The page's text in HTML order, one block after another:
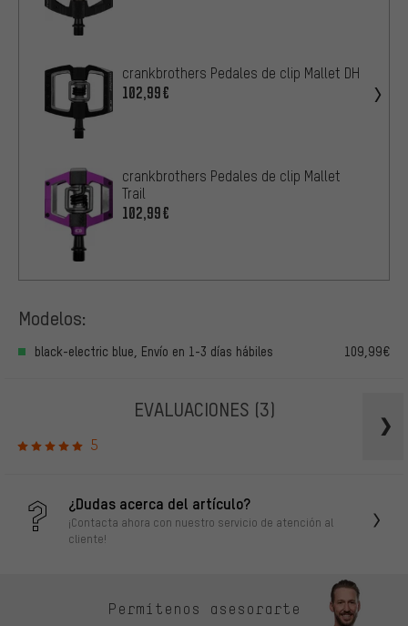
crankbrothers Pedales de clip Mallet DH
102,99€
crankbrothers Pedales de clip Mallet
Trail
102,99€
Modelos:
black-electric blue, Envío en 1-3 días hábiles 109,99€
EVALUACIONES (3)
5
¿Dudas acerca del artículo?
¡Contacta ahora con nuestro servicio de atención al
cliente!
Permítenos asesorarte